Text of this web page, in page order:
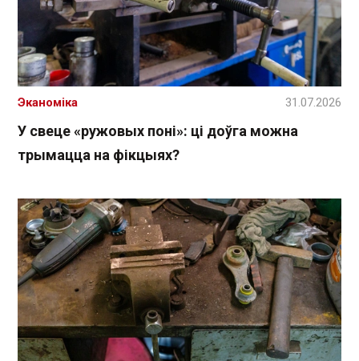
У свеце «ружовых поні»: ці доўга можна
трымацца на фікцыях?
Эканоміка 31.07.2026